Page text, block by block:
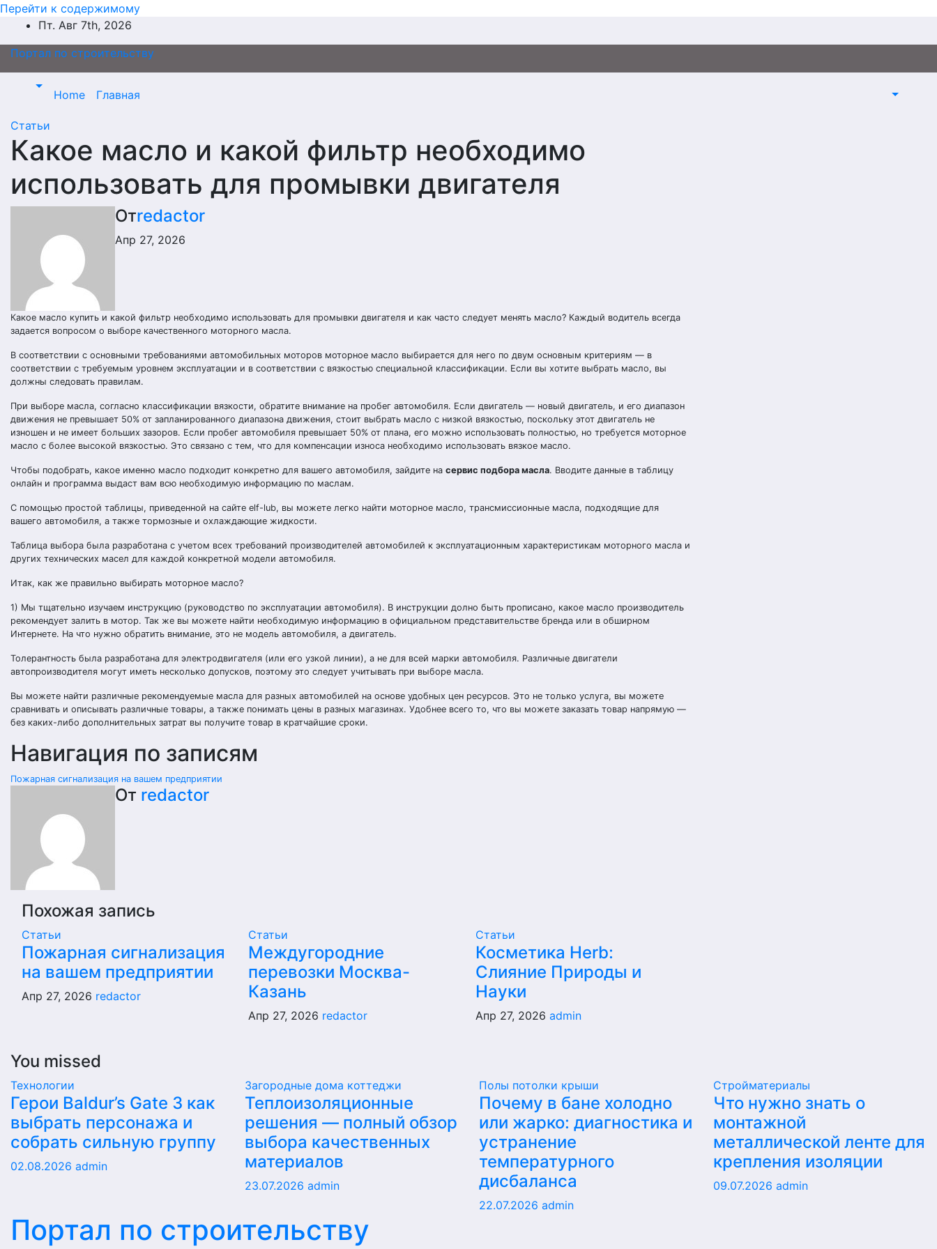
Перейти к содержимому
Пт. Авг 7th, 2026
Портал по строительству
Home Главная
Статьи
Какое масло и какой фильтр необходимо
использовать для промывки двигателя
Отredactor
Апр 27, 2026
Какое масло купить и какой фильтр необходимо использовать для промывки двигателя и как часто следует менять масло? Каждый водитель всегда
задается вопросом о выборе качественного моторного масла.
В соответствии с основными требованиями автомобильных моторов моторное масло выбирается для него по двум основным критериям — в
соответствии с требуемым уровнем эксплуатации и в соответствии с вязкостью специальной классификации. Если вы хотите выбрать масло, вы
должны следовать правилам.
При выборе масла, согласно классификации вязкости, обратите внимание на пробег автомобиля. Если двигатель — новый двигатель, и его диапазон
движения не превышает 50% от запланированного диапазона движения, стоит выбрать масло с низкой вязкостью, поскольку этот двигатель не
изношен и не имеет больших зазоров. Если пробег автомобиля превышает 50% от плана, его можно использовать полностью, но требуется моторное
масло с более высокой вязкостью. Это связано с тем, что для компенсации износа необходимо использовать вязкое масло.
Чтобы подобрать, какое именно масло подходит конкретно для вашего автомобиля, зайдите на сервис подбора масла. Вводите данные в таблицу
онлайн и программа выдаст вам всю необходимую информацию по маслам.
С помощью простой таблицы, приведенной на сайте elf-lub, вы можете легко найти моторное масло, трансмиссионные масла, подходящие для
вашего автомобиля, а также тормозные и охлаждающие жидкости.
Таблица выбора была разработана с учетом всех требований производителей автомобилей к эксплуатационным характеристикам моторного масла и
других технических масел для каждой конкретной модели автомобиля.
Итак, как же правильно выбирать моторное масло?
1) Мы тщательно изучаем инструкцию (руководство по эксплуатации автомобиля). В инструкции долно быть прописано, какое масло производитель
рекомендует залить в мотор. Так же вы можете найти необходимую информацию в официальном представительстве бренда или в обширном
Интернете. На что нужно обратить внимание, это не модель автомобиля, а двигатель.
Толерантность была разработана для электродвигателя (или его узкой линии), а не для всей марки автомобиля. Различные двигатели
автопроизводителя могут иметь несколько допусков, поэтому это следует учитывать при выборе масла.
Вы можете найти различные рекомендуемые масла для разных автомобилей на основе удобных цен ресурсов. Это не только услуга, вы можете
сравнивать и описывать различные товары, а также понимать цены в разных магазинах. Удобнее всего то, что вы можете заказать товар напрямую —
без каких-либо дополнительных затрат вы получите товар в кратчайшие сроки.
Навигация по записям
Пожарная сигнализация на вашем предприятии
От redactor
Похожая запись
Статьи
Пожарная сигнализация
на вашем предприятии
Апр 27, 2026 redactor
Статьи
Междугородние
перевозки Москва-
Казань
Апр 27, 2026 redactor
Статьи
Косметика Herb:
Слияние Природы и
Науки
Апр 27, 2026 admin
You missed
Технологии
Герои Baldur’s Gate 3 как
выбрать персонажа и
собрать сильную группу
02.08.2026 admin
Загородные дома коттеджи
Теплоизоляционные
решения — полный обзор
выбора качественных
материалов
23.07.2026 admin
Полы потолки крыши
Почему в бане холодно
или жарко: диагностика и
устранение
температурного
дисбаланса
22.07.2026 admin
Стройматериалы
Что нужно знать о
монтажной
металлической ленте для
крепления изоляции
09.07.2026 admin
Портал по строительству